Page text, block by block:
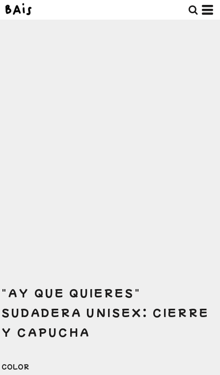
"AY QUE QUIERES"
SUDADERA UNISEX: CIERRE
Y CAPUCHA
COLOR